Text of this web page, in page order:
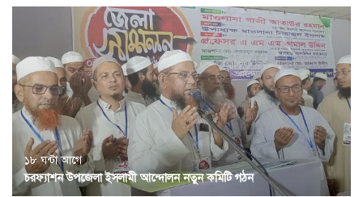
১৮ ঘন্টা আগে
চরফ্যাশন উপজেলা ইসলামী আন্দোলন নতুন কমিটি গঠন